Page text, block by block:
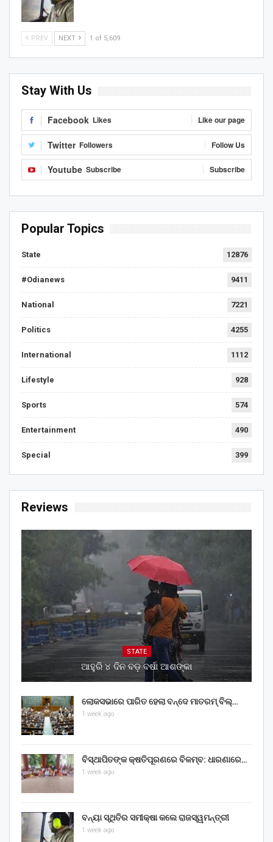
PREV NEXT 1 of 5,609
Stay With Us
Facebook Likes Like our page
Twitter Followers Follow Us
Youtube Subscribe Subscribe
Popular Topics
State 12876
#Odianews 9411
National 7221
Politics 4255
International 1112
Lifestyle 928
Sports 574
Entertainment 490
Special 399
Reviews
STATE
ଆହୁରି ୪ ଦିନ ବଡ଼ ବର୍ଷା ଆଶଙ୍କା
ଲୋକସଭାରେ ପାରିତ ହେଲା ବନ୍ଦେ ମାତରମ୍‌ ବିଲ୍‌…
1 week ago
ବିସ୍ଥାପିତଙ୍କ କ୍ଷତିପୂରଣରେ ବିଳମ୍ବ: ଧାରଣାରେ…
1 week ago
ବନ୍ୟା ସ୍ଥିତିର ସମୀକ୍ଷା କଲେ ରାଜସ୍ୱମନ୍ତ୍ରୀ
1 week ago